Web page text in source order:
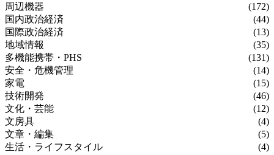
周辺機器
(172)
国内政治経済
(44)
国際政治経済
(13)
地域情報
(35)
多機能携帯・PHS
(131)
安全・危機管理
(14)
家電
(15)
技術開発
(46)
文化・芸能
(12)
文房具
(4)
文章・編集
(5)
生活・ライフスタイル
(4)